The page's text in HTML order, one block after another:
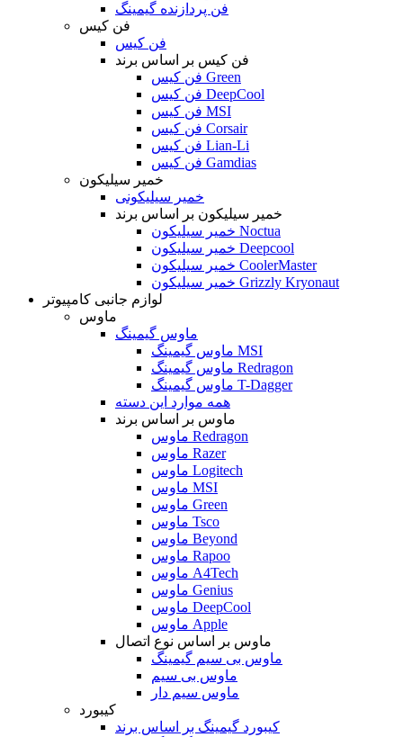
فن پردازنده گیمینگ
فن کیس
فن کیس
فن کیس بر اساس برند
فن کیس Green
فن کیس DeepCool
فن کیس MSI
فن کیس Corsair
فن کیس Lian-Li
فن کیس Gamdias
خمیر سیلیکون
خمیر سیلیکونی
خمیر سیلیکون بر اساس برند
خمیر سیلیکون Noctua
خمیر سیلیکون Deepcool
خمیر سیلیکون CoolerMaster
خمیر سیلیکون Grizzly Kryonaut
لوازم جانبی کامپیوتر
ماوس
ماوس گیمینگ
ماوس گیمینگ MSI
ماوس گیمینگ Redragon
ماوس گیمینگ T-Dagger
همه موارد این دسته
ماوس بر اساس برند
ماوس Redragon
ماوس Razer
ماوس Logitech
ماوس MSI
ماوس Green
ماوس Tsco
ماوس Beyond
ماوس Rapoo
ماوس A4Tech
ماوس Genius
ماوس DeepCool
ماوس Apple
ماوس بر اساس نوع اتصال
ماوس بی سیم گیمینگ
ماوس بی سیم
ماوس سیم دار
کیبورد
کیبورد گیمینگ بر اساس برند